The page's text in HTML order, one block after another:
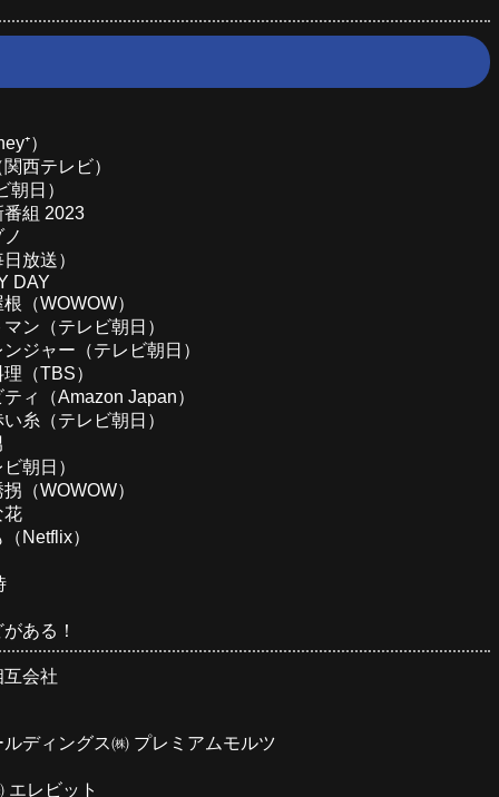
）
西テレビ）
朝日）
組 2023
放送）
DAY
（WOWOW）
ン（テレビ朝日）
ジャー（テレビ朝日）
（TBS）
ィ（Amazon Japan）
糸（テレビ朝日）
朝日）
（WOWOW）
花
Netflix）
ある！
会社
ディングス㈱ プレミアムモルツ
エレビット